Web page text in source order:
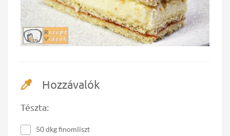
Hozzávalók
Tészta:
50 dkg finomliszt